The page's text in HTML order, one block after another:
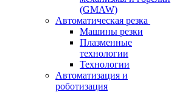
(GMAW)
Автоматическая резка
Машины резки
Плазменные
технологии
Технологии
Автоматизация и
роботизация